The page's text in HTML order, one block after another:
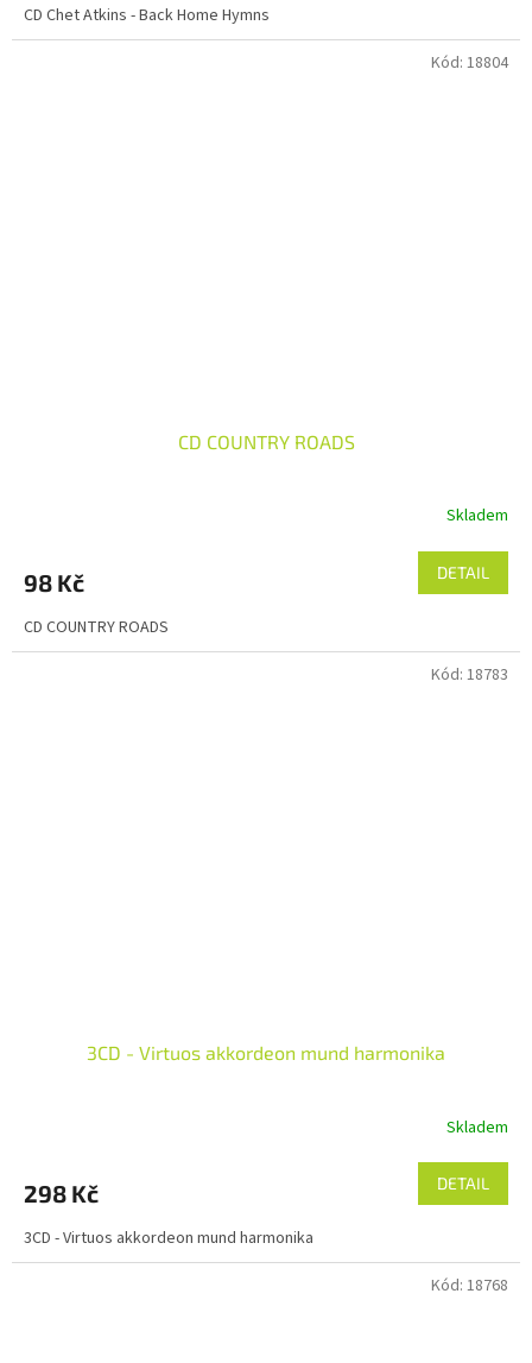
CD Chet Atkins - Back Home Hymns
CD COUNTRY ROADS
Skladem
98 Kč DETAIL
CD COUNTRY ROADS
Kód: 18804
3CD - Virtuos akkordeon mund harmonika
Skladem
298 Kč DETAIL
3CD - Virtuos akkordeon mund harmonika
Kód: 18783
Kód: 18768